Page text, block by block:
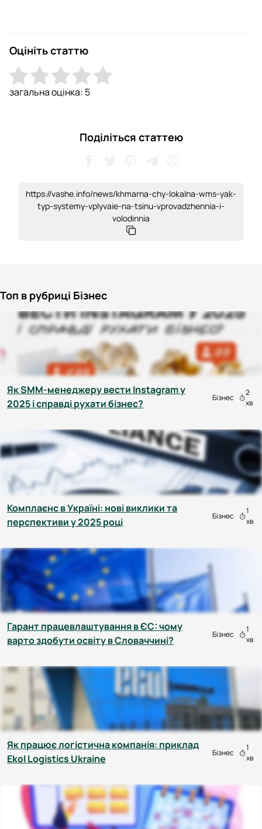
Оцініть статтю
загальна оцінка: 5
Поділіться статтею
https://vashe.info/news/khmarna-chy-lokalna-wms-yak-
typ-systemy-vplyvaie-na-tsinu-vprovadzhennia-i-
volodinnia
Топ в рубриці Бізнес
Як SMM-менеджеру вести Instagram у
2025 і справді рухати бізнес?
Бізнес
2
хв
Комплаєнс в Україні: нові виклики та
перспективи у 2025 році
Бізнес
1
хв
Гарант працевлаштування в ЄС: чому
варто здобути освіту в Словаччині?
Бізнес
1
хв
Як працює логістична компанія: приклад
Ekol Logistics Ukraine
Бізнес
1
хв